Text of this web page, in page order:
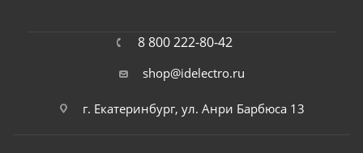
8 800 222-80-42
shop@idelectro.ru
г. Екатеринбург, ул. Анри Барбюса 13